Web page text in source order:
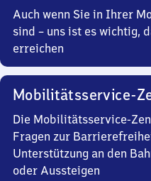
Auch wenn Sie in Ihrer
sind – uns ist es wichtig,
erreichen
Mobilitätsservice-
Die Mobilitätsservice-
Fragen zur
Unterstützung an den
oder Aussteigen